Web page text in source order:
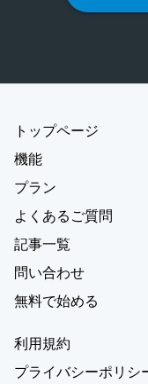
トップページ
機能
プラン
よくあるご質問
記事一覧
問い合わせ
無料で始める
利用規約
プライバシーポリシ